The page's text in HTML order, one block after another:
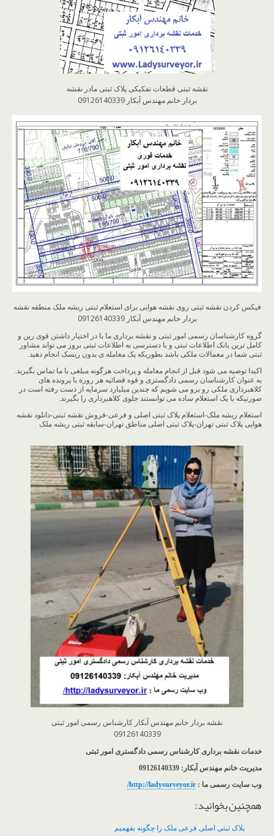
نقشه ثبتی قطعات تفکیکی پلاک ثبتی مادر نقشه
بردار خانم مهندس آبکار 09126140339
فیکس کردن نقشه ثبتی روی نقشه هوایی برای استعلام ثبتی ریشه ملک منطقه نقشه
بردار خانم مهندس آبکار 09126140339
گروه کارشناسان رسمی امور ثبتی و نقشه برداری ما با در اختیار داشتن قوی رین و
کامل ترین بانک اطلاعات ثبتی و با دسترسی به اطلاعات ثبتی بروز می تواند مشاور
ثبتی شما در معمالات ملکی باشد بطوریکه یک معامله ی بدون ریسک انجام دهید.
اکیدا توصیه می شود قبل از انجام معامله و پرداخت هرگونه مبلغی با ما تماس بگیرید.
به عنوان کارشناسان رسمی دادگستری و قوه قضائیه هر روزه با پرونده های
کلاهبرداری ملکی رو برو می شویم که چندین میلیارد سرمایه از ذست رفته است در
صورتیکه با یک استعلام ساده می توانستند جلوی کلاهبرداری را بگیرند.
استعلام ریشه ملک-استعلام پلاک ثبتی اصلی و فرعی-فروش نقشه ثبتی-دانلود نقشه
هوایی پلاک ثبتی تهران-پلاک ثبتی اصلی مناطق تهران-سابقه ثبتی ریشه ملک
نقشه بردار خانم مهندس آبکار کارشناس رسمی امور ثبتی
09126140339
خدمات نقشه برداری کارشناس رسمی دادگستری امور ثبتی
مدیریت خانم مهندس آبکار: 09126140339
وب سایت رسمی ما : http://ladysurveyor.ir/
همچنین بخوانید:
پلاک ثبتی اصلی فرعی ملک را چگونه بفهمیم